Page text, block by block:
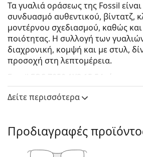
Τα γυαλιά οράσεως της Fossil
συνδυασμό αυθεντικού, βίντατζ,
μοντέρνου σχεδιασμού, καθώς
ποιότητας. Η συλλογή των
διαχρονική, κομψή και με στυλ,
προσοχή στη λεπτομέρεια.
Fossil FOS 7050 1X2 15 54 είναι
οράσεως.
Σκελετός γυαλιών οράσεως
με έναν δροσερό τόνο δέρματος
Ο ορθογώνιος σκελετός είναι
Δείτε περισσότερα
Προδιαγραφές